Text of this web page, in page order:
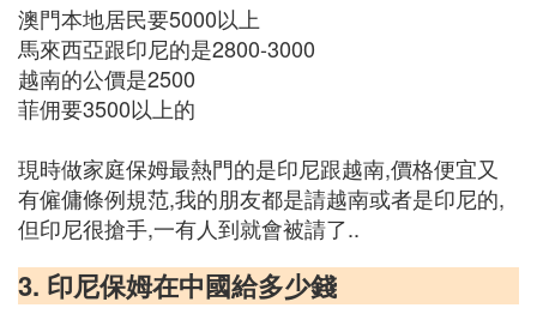
澳門本地居民要5000以上
馬來西亞跟印尼的是2800-3000
越南的公價是2500
菲佣要3500以上的
現時做家庭保姆最熱門的是印尼跟越南,價格便宜又
有僱傭條例規范,我的朋友都是請越南或者是印尼的,
但印尼很搶手,一有人到就會被請了..
3. 印尼保姆在中國給多少錢